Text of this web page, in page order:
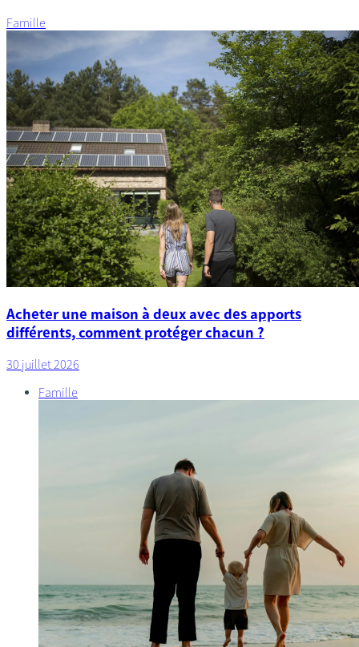
Famille
Acheter une maison à deux avec des apports
différents, comment protéger chacun ?
30 juillet 2026
Famille